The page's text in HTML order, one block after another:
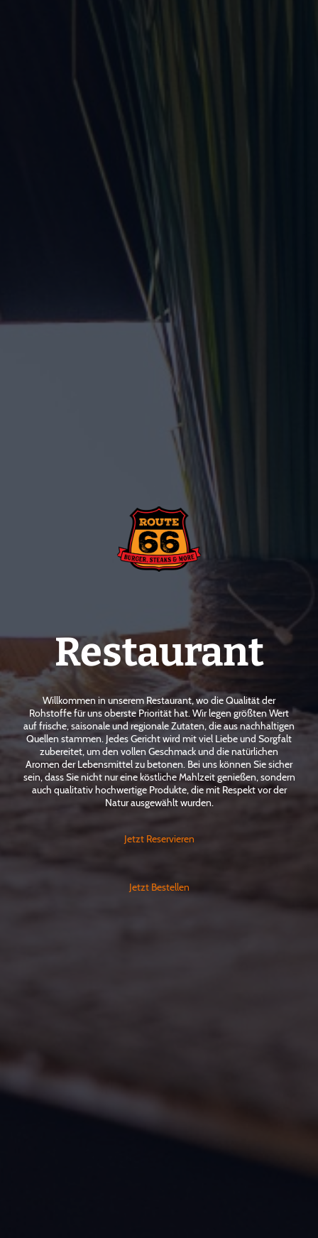
Restaurant
Willkommen in unserem Restaurant, wo die Qualität der
Rohstoffe für uns oberste Priorität hat. Wir legen größten Wert
auf frische, saisonale und regionale Zutaten, die aus nachhaltigen
Quellen stammen. Jedes Gericht wird mit viel Liebe und Sorgfalt
zubereitet, um den vollen Geschmack und die natürlichen
Aromen der Lebensmittel zu betonen. Bei uns können Sie sicher
sein, dass Sie nicht nur eine köstliche Mahlzeit genießen, sondern
auch qualitativ hochwertige Produkte, die mit Respekt vor der
Natur ausgewählt wurden.
Jetzt Reservieren
Jetzt Bestellen